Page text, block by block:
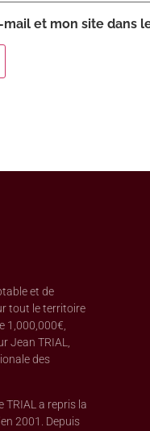
et mon site dans
et de
tout le territoire
1,000,000€,
Jean TRIAL,
des
TRIAL a repris la
2001. Depuis